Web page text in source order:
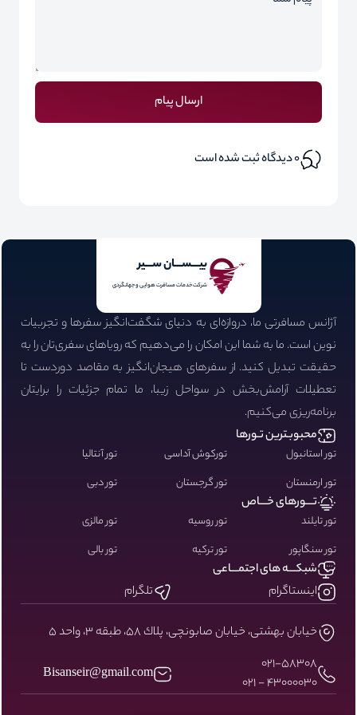
ارسال پیام
0دیدگاه ثبت شده است
بیـــســـان ســـیر
شرکت خدمات مسافرت هوایی و جهانگردی
آژانس مسافرتی ما، دروازه‌ای به دنیای شگفت‌انگیز سفرها و تجربیات
نوین است. ما به شما این امکان را می‌دهیم که رویاهای سفری‌تان را به
حقیقت تبدیل کنید. از سفرهای هیجان‌انگیز به مقاصد دوردست تا
تعطیلات آرامش‌بخش در سواحل زیبا، ما تمام جزئیات را برایتان
برنامه‌ریزی می‌کنیم.
محبوبـترین تـورها
تور استانبول تورکوش آداسی
تور آنتالیا
تور ارمنستان
تور گرجستان تور دبی
تـــورهای خـــاص
تور تایلند تور روسیه
تور مالزی
تور سنگاپور
تور ترکیه تور بالی
شبکـــه های اجتمـــاعی
اینستاگرام
تلگرام
خيابان بهشتى، خيابان صابونچى، پلاك ٥٨، طبقه ٣، واحد ٥
۰۲۱-58308
43000030 - 021
Bisanseir@gmail.com